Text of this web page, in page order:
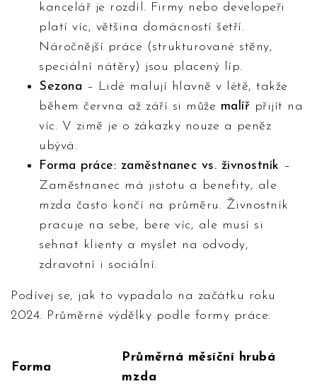
kancelář je rozdíl. Firmy nebo developeři
platí víc, většina domácností šetří.
Náročnější práce (strukturované stěny,
speciální nátěry) jsou placený líp.
Sezona – Lidé malují hlavně v létě, takže
během června až září si může malíř přijít na
víc. V zimě je o zákazky nouze a peněz
ubývá.
Forma práce: zaměstnanec vs. živnostník –
Zaměstnanec má jistotu a benefity, ale
mzda často končí na průměru. Živnostník
pracuje na sebe, bere víc, ale musí si
sehnat klienty a myslet na odvody,
zdravotní i sociální.
Podívej se, jak to vypadalo na začátku roku
2024. Průměrné výdělky podle formy práce:
Forma
Průměrná měsíční hrubá
mzda